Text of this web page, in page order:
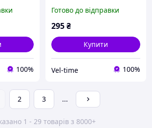
100%
см різнокольоровий
Готово до відправки
295₴
Купити
Vel-time 100%
2 3 ...
1 - 29 товарів з 8000+